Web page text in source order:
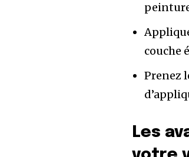
couche
Prenez
Les